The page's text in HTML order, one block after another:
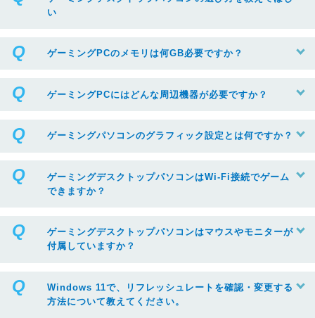
い
ゲーミングPCのメモリは何GB必要ですか？
ゲーミングPCにはどんな周辺機器が必要ですか？
ゲーミングパソコンのグラフィック設定とは何ですか？
ゲーミングデスクトップパソコンはWi-Fi接続でゲーム
できますか？
ゲーミングデスクトップパソコンはマウスやモニターが
付属していますか？
Windows 11で、リフレッシュレートを確認・変更する
方法について教えてください。